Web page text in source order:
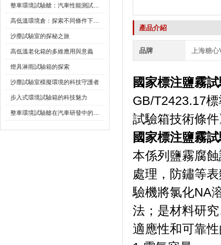
整車環境試驗艙：汽車性能測試的設備
高低溫環境倉：探索不同條件下的科學奧秘
沙塵試驗室的探秘之旅
高低溫老化箱的多維應用與意義
燈具淋雨試驗箱的探索
沙塵試驗室模擬環境的科技守護者
步入式環境試驗箱的科技魅力
整車環境試驗艙在汽車研發中的作用
產品介紹
品牌 上海糖
國家標注鹽霧
GB/T2423.17標
試驗箱技術條件
國家標注鹽霧
本係列鹽霧腐蝕試
處理，防鏽
驗機將氯化NA
法；是材料研究
適應性和可靠性